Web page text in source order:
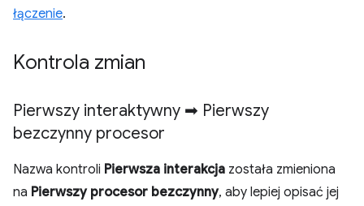
łączenie.
Kontrola zmian
Pierwszy interaktywny ➡ Pierwszy
bezczynny procesor
Nazwa kontroli Pierwsza interakcja została zmieniona
na Pierwszy procesor bezczynny, aby lepiej opisać jej